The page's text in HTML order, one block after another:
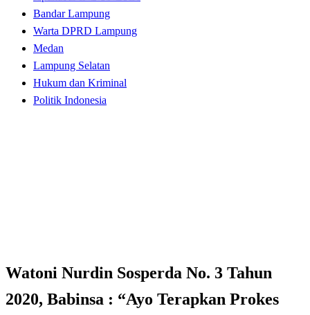
Bandar Lampung
Warta DPRD Lampung
Medan
Lampung Selatan
Hukum dan Kriminal
Politik Indonesia
Watoni Nurdin Sosperda No. 3 Tahun
2020, Babinsa : “Ayo Terapkan Prokes